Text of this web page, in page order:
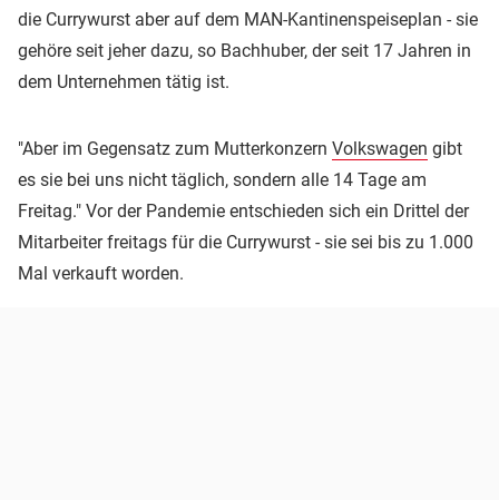
die Currywurst aber auf dem MAN-Kantinenspeiseplan - sie
gehöre seit jeher dazu, so Bachhuber, der seit 17 Jahren in
dem Unternehmen tätig ist.
"Aber im Gegensatz zum Mutterkonzern Volkswagen gibt
es sie bei uns nicht täglich, sondern alle 14 Tage am
Freitag." Vor der Pandemie entschieden sich ein Drittel der
Mitarbeiter freitags für die Currywurst - sie sei bis zu 1.000
Mal verkauft worden.